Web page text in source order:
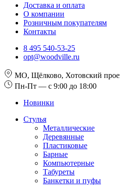
Доставка и оплата
О компании
Розничным покупателям
Контакты
8 495 540-53-25
opt@woodville.ru
МО, Щёлково, Хотовский
Пн-Пт — с 9:00 до 18:00
Новинки
Стулья
Металлические
Деревянные
Пластиковые
Барные
Компьютерные
Табуреты
Банкетки и пуфы